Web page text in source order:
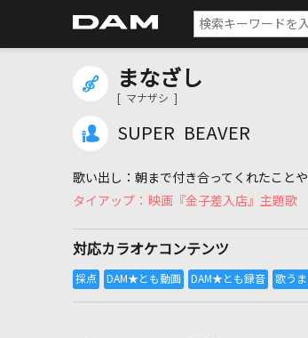
まなざし
[ マナザシ ]
SUPER BEAVER
朝まで付き合ってくれたことや
映画『金子差入店』主題歌
対応カラオケコンテンツ